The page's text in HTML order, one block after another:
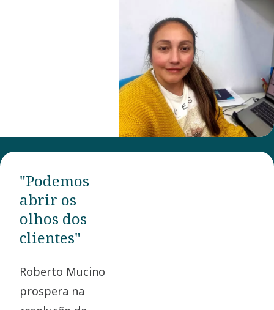
"Podemos
abrir os
olhos dos
clientes"
Roberto Mucino
prospera na